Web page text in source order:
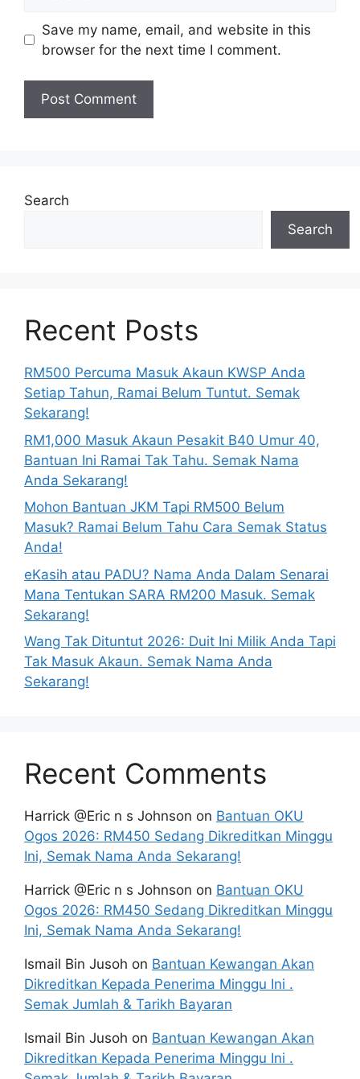
Save my name, email, and website in this
browser for the next time I comment.
Search
Search
Recent Posts
RM500 Percuma Masuk Akaun KWSP Anda
Setiap Tahun, Ramai Belum Tuntut. Semak
Sekarang!
RM1,000 Masuk Akaun Pesakit B40 Umur 40,
Bantuan Ini Ramai Tak Tahu. Semak Nama
Anda Sekarang!
Mohon Bantuan JKM Tapi RM500 Belum
Masuk? Ramai Belum Tahu Cara Semak Status
Anda!
eKasih atau PADU? Nama Anda Dalam Senarai
Mana Tentukan SARA RM200 Masuk. Semak
Sekarang!
Wang Tak Dituntut 2026: Duit Ini Milik Anda Tapi
Tak Masuk Akaun. Semak Nama Anda
Sekarang!
Recent Comments
Harrick @Eric n s Johnson on Bantuan OKU
Ogos 2026: RM450 Sedang Dikreditkan Minggu
Ini, Semak Nama Anda Sekarang!
Harrick @Eric n s Johnson on Bantuan OKU
Ogos 2026: RM450 Sedang Dikreditkan Minggu
Ini, Semak Nama Anda Sekarang!
Ismail Bin Jusoh on Bantuan Kewangan Akan
Dikreditkan Kepada Penerima Minggu Ini .
Semak Jumlah & Tarikh Bayaran
Ismail Bin Jusoh on Bantuan Kewangan Akan
Dikreditkan Kepada Penerima Minggu Ini .